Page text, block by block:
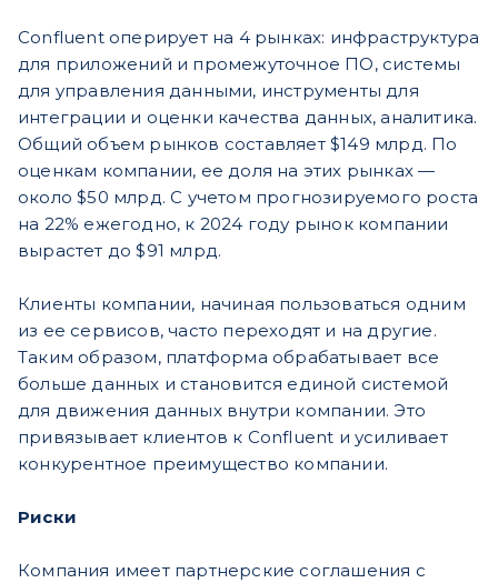
Confluent оперирует на 4 рынках: инфраструктура
для приложений и промежуточное ПО, системы
для управления данными, инструменты для
интеграции и оценки качества данных, аналитика.
Общий объем рынков составляет $149 млрд. По
оценкам компании, ее доля на этих рынках —
около $50 млрд. С учетом прогнозируемого роста
на 22% ежегодно, к 2024 году рынок компании
вырастет до $91 млрд.
Клиенты компании, начиная пользоваться одним
из ее сервисов, часто переходят и на другие.
Таким образом, платформа обрабатывает все
больше данных и становится единой системой
для движения данных внутри компании. Это
привязывает клиентов к Confluent и усиливает
конкурентное преимущество компании.
Риски
Компания имеет партнерские соглашения с